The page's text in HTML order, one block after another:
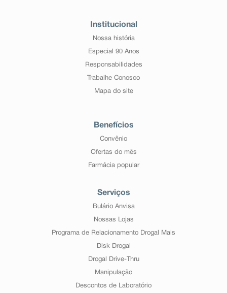
Institucional
Nossa história
Especial 90 Anos
Responsabilidades
Trabalhe Conosco
Mapa do site
Benefícios
Convênio
Ofertas do mês
Farmácia popular
Serviços
Bulário Anvisa
Nossas Lojas
Programa de Relacionamento Drogal Mais
Disk Drogal
Drogal Drive-Thru
Manipulação
Descontos de Laboratório